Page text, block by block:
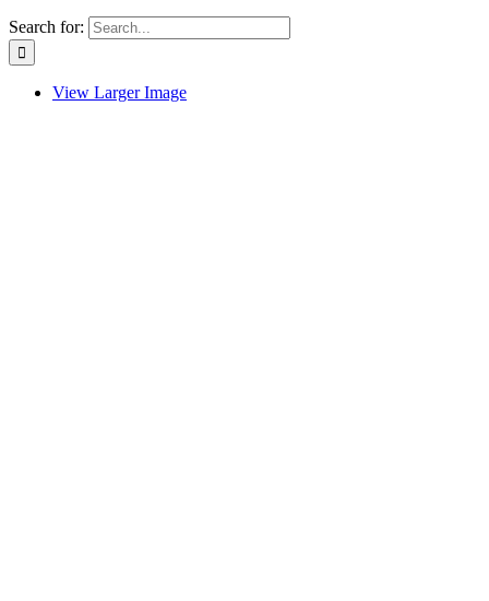
Search for:
View Larger Image